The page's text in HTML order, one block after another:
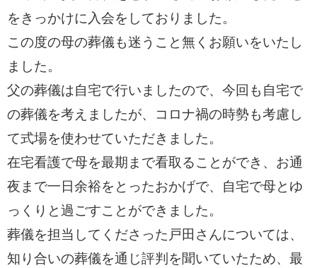
をきっかけに入会をしておりました。
この度の母の葬儀も迷うこと無くお願いをいたし
ました。
父の葬儀は自宅で行いましたので、今回も自宅で
の葬儀を考えましたが、コロナ禍の時勢も考慮し
て式場を使わせていただきました。
在宅看護で母を最期まで看取ることができ、お通
夜まで一日余裕をとったおかげで、自宅で母とゆ
っくりと過ごすことができました。
葬儀を担当してくださった戸田さんについては、
知り合いの葬儀を通じ評判を聞いていたため、最